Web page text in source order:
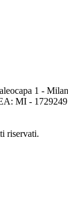
1 -
MI -
riservati.